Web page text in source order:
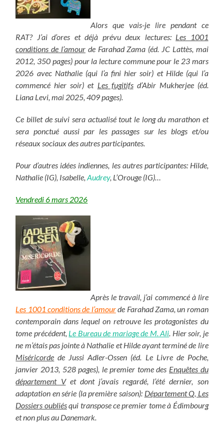
Alors que vais-je lire pendant ce
RAT? J’ai d’ores et déjà prévu deux lectures: Les 1001
conditions de l’amourde Farahad Zama (éd. JC Lattès, mai
2012, 350 pages) pour la lecture commune pour le 23 mars
2026 avec Nathalie (qui l’a fini hier soir) et Hilde (qui l’a
commencé hier soir) et Les fugitifsd’Abir Mukherjee (éd.
Liana Levi, mai 2025, 409 pages).
Ce billet de suivi sera actualisé tout le long du marathon et
sera ponctué aussi par les passages sur les blogs et/ou
réseaux sociaux des autres participantes.
Pour d’autres idées indiennes, les autres participantes: Hilde,
Nathalie (IG), Isabelle,Audrey, L’Orouge (IG)…
Vendredi 6 mars 2026
Après le travail, j’ai commencé à lire
Les 1001 conditions de l’amourde Farahad Zama, un roman
contemporain dans lequel on retrouve les protagonistes du
tome précédent, Le Bureau de mariage de M. Ali. Hier soir, je
ne m’étais pas jointe à Nathalie et Hilde ayant terminé de lire
Miséricorde de Jussi Adler-Ossen (éd. Le Livre de Poche,
janvier 2013, 528 pages), le premier tome des Enquêtes du
département Vet dont j’avais regardé, l’été dernier, son
adaptation en série (la première saison): Département Q, Les
Dossiers oubliésqui transpose ce premier tome à Édimbourg
et non plus au Danemark.